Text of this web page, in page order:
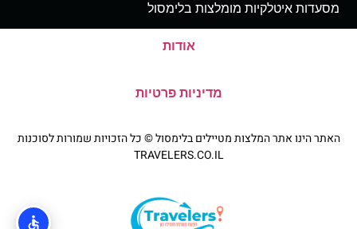
מסעדות איטלקיות מומלצות בלימסול
אודות
מדיניות פרטיות
האתר הינו אתר המלצות מטיילים בלימסול © כל הזכויות שמורות לסוכנות
TRAVELERS.CO.IL